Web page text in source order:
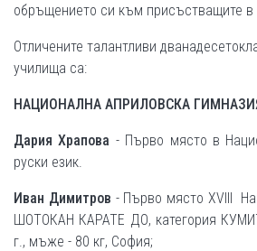
обръщението си към присъстващите в
Отличените талантливи
училища са:
НАЦИОНАЛНА АПРИЛОВСКА
Дария Храпова - Първо място в
руски език.
Иван Димитров - Първо място XVIII
ШОТОКАН КАРАТЕ ДО, категория
г., мъже - 80 кг, София;